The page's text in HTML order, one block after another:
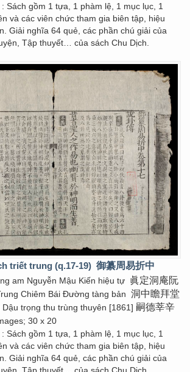
: Sách gồm 1 tựa, 1 phàm lệ, 1 mục lục, 1
và các viên chức tham gia biên tập, hiệu
Giải nghĩa 64 quẻ, các phần chú giải của
Tập thuyết… của sách Chu Dịch.
triết trung (q.17-19) 御纂周易折中
am Nguyễn Mậu Kiến hiệu tự 眞定洞庵阮
Chiêm Bái Đường tàng bản 洞中瞻拜堂
trọng thu trùng thuyên [1861] 嗣德莘辛
30 x 20
: Sách gồm 1 tựa, 1 phàm lệ, 1 mục lục, 1
và các viên chức tham gia biên tập, hiệu
Giải nghĩa 64 quẻ, các phần chú giải của